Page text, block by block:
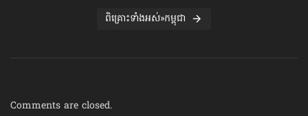
ពិគ្រោះទាំងអស់»កម្ពុជា
Comments are closed.